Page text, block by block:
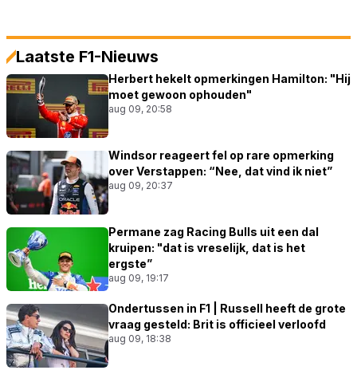
Laatste F1-Nieuws
Herbert hekelt opmerkingen Hamilton: "Hij
moet gewoon ophouden"
aug 09, 20:58
Windsor reageert fel op rare opmerking
over Verstappen: “Nee, dat vind ik niet”
aug 09, 20:37
Permane zag Racing Bulls uit een dal
kruipen: "dat is vreselijk, dat is het
ergste”
aug 09, 19:17
Ondertussen in F1 | Russell heeft de grote
vraag gesteld: Brit is officieel verloofd
aug 09, 18:38